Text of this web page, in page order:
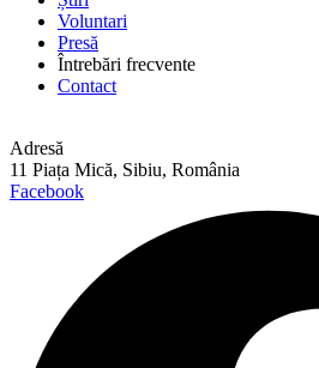
Voluntari
Presă
Întrebări frecvente
Contact
Adresă
11 Piața Mică, Sibiu, România
Facebook